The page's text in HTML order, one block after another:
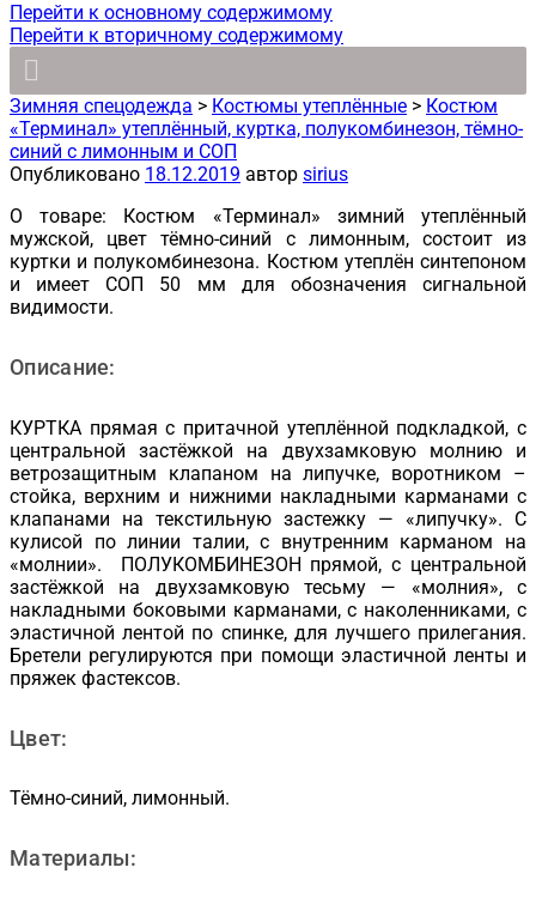
Перейти к основному содержимому
Перейти к вторичному содержимому
Зимняя спецодежда > Костюмы утеплённые > Костюм
«Терминал» утеплённый, куртка, полукомбинезон, тёмно-
синий с лимонным и СОП
Опубликовано 18.12.2019 автор sirius
О товаре: Костюм «Терминал» зимний утеплённый
мужской, цвет тёмно-синий с лимонным, состоит из
куртки и полукомбинезона. Костюм утеплён синтепоном
и имеет СОП 50 мм для обозначения сигнальной
видимости.
Описание:
КУРТКА прямая с притачной утеплённой подкладкой, с
центральной застёжкой на двухзамковую молнию и
ветрозащитным клапаном на липучке, воротником –
стойка, верхним и нижними накладными карманами с
клапанами на текстильную застежку — «липучку». С
кулисой по линии талии, с внутренним карманом на
«молнии». ПОЛУКОМБИНЕЗОН прямой, с центральной
застёжкой на двухзамковую тесьму — «молния», с
накладными боковыми карманами, с наколенниками, с
эластичной лентой по спинке, для лучшего прилегания.
Бретели регулируются при помощи эластичной ленты и
пряжек фастексов.
Цвет:
Тёмно-синий, лимонный.
Материалы: